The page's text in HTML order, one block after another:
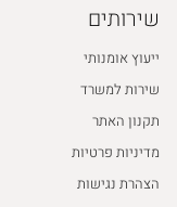
שירותים
ייעוץ אומנותי
שירות למשרד
תקנון האתר
מדיניות פרטיות
הצהרת נגישות